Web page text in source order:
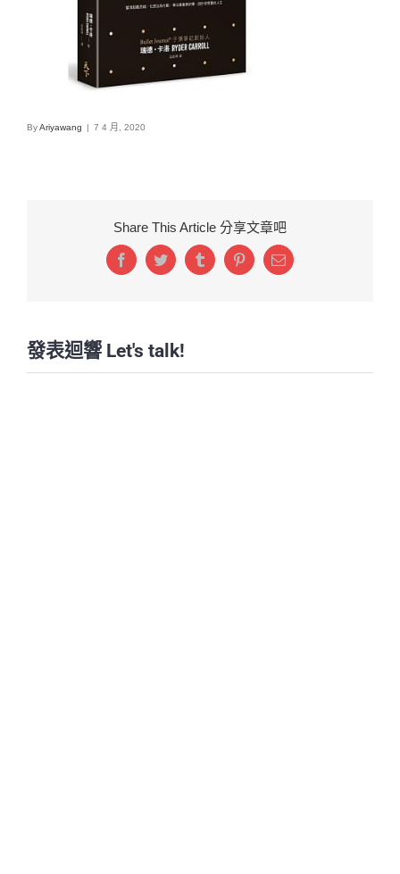
ByAriyawang | 7 4 月, 2020
Share This Article 分享文章吧
FacebookTwitterTumblrPinterestEmail:
發表迴響 Let's talk!